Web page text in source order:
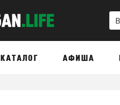
КАТАЛОГ АФИША